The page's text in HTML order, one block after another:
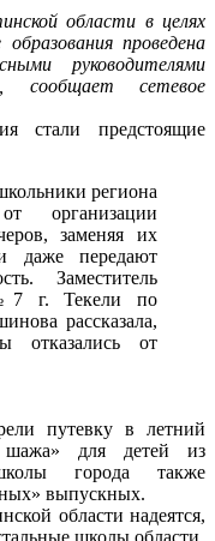
области в целях
проведена
руководителями
сообщает сетевое
стали предстоящие
региона
организации
заменяя их
даже передают
Заместитель
г. Текели по
рассказала,
отказались от
путевку в летний
шажа» для детей из
города также
выпускных.
области надеятся,